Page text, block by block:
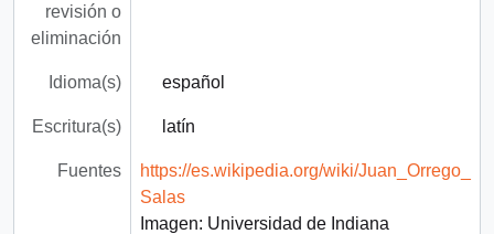
revisión o
eliminación
Idioma(s) español
Escritura(s) latín
Fuentes
https://es.wikipedia.org/wiki/Juan_Orrego_
Salas
Imagen: Universidad de Indiana